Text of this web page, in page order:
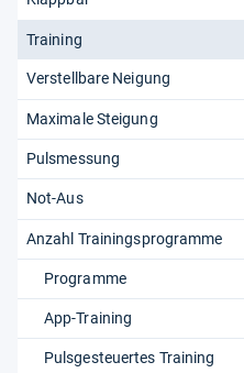
Training
Verstellbare Neigung
Maximale Steigung
Pulsmessung
Not-Aus
Anzahl Trainingsprogramme
Programme
App-Training
Pulsgesteuertes Training